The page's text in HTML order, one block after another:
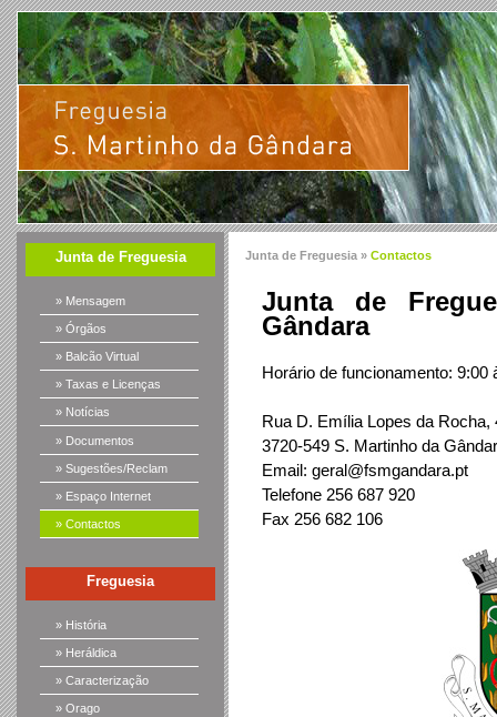
Junta de Freguesia
» Mensagem
» Órgãos
» Balcão Virtual
» Taxas e Licenças
» Notícias
» Documentos
» Sugestões/Reclam
» Espaço Internet
» Contactos
Freguesia
» História
» Heráldica
» Caracterização
» Orago
Junta de Freguesia » Contactos
Junta de
Gândara
Horário de funcionamento: 9:00
Rua D. Emília Lopes da Rocha,
3720-549 S. Martinho da
Email: geral@fsmgandara.pt
Telefone 256 687 920
Fax 256 682 106